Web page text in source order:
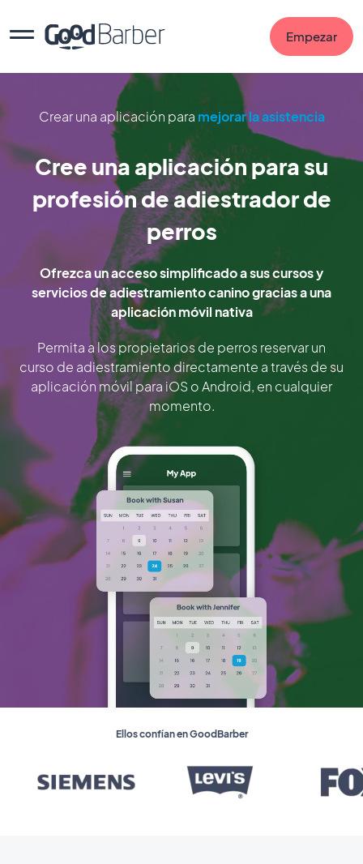
Empezar
Crear una aplicación para mejorar la asistencia
Cree una aplicación para su
profesión de adiestrador de
perros
Ofrezca un acceso simplificado a sus cursos y
servicios de adiestramiento canino gracias a una
aplicación móvil nativa
Permita a los propietarios de perros reservar un
curso de adiestramiento directamente a través de su
aplicación móvil para iOS o Android, en cualquier
momento.
Ellos confían en GoodBarber